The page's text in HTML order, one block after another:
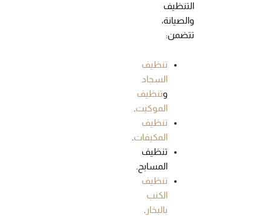
التنظيف
والصيانة،
تتضمن:
تنظيف
السجاد
وتنظيف
الموكيت
تنظيف
المكيفات
تنظيف
المسابح.
تنظيف
الكنب
بالبخار